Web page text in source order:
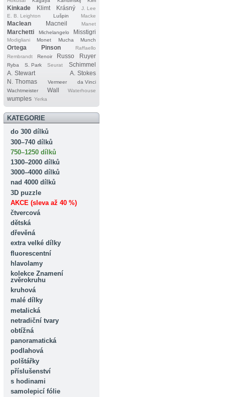
Kinkade Klimt Krásný
J. Lee
E. B. Leighton
Lušpin Macke
Maclean Macneil Manet
Marchetti Michelangelo Misstigri
Modigliani Monet Mucha Munch
Ortega Pinson
Raffaello
Rembrandt
Renoir Russo Ruyer
Ryba S. Park Seurat
Schimmel
A. Stewart
A. Stokes
N. Thomas
Vermeer
da Vinci
Wachtmeister
Wall Waterhouse
wumples Yerka
KATEGORIE
do 300 dílků
300–740 dílků
750–1250 dílků
1300–2000 dílků
3000–4000 dílků
nad 4000 dílků
3D puzzle
AKCE (sleva až 40 %)
čtvercová
dětská
dřevěná
extra velké dílky
fluorescentní
hlavolamy
kolekce Znamení
zvěrokruhu
kruhová
malé dílky
metalická
netradiční tvary
obtížná
panoramatická
podlahová
polštářky
příslušenství
s hodinami
samolepicí fólie